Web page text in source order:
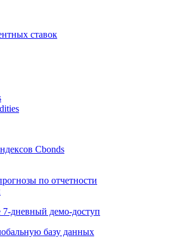
ставок
Cbonds
по отчетности
7-дневный демо-доступ
базу данных